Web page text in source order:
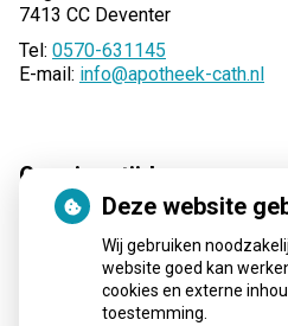
7413 CC Deventer
Tel: 0570-631145
E-mail: info@apotheek-cath.nl
Openingstijden
Maandag:
Woensdag:
Donderdag:
Deze website
Wij gebruiken
website goed kan
cookies en externe
toestemming.